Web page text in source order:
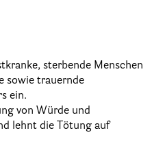
Situationen
sterbende Menschen
sowie trauernde
ein.
von Würde und
lehnt die Tötung auf